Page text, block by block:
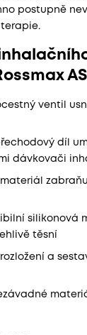
postupně
terapie.
ventil
díl
dávkovači
silikonová
těsní
a